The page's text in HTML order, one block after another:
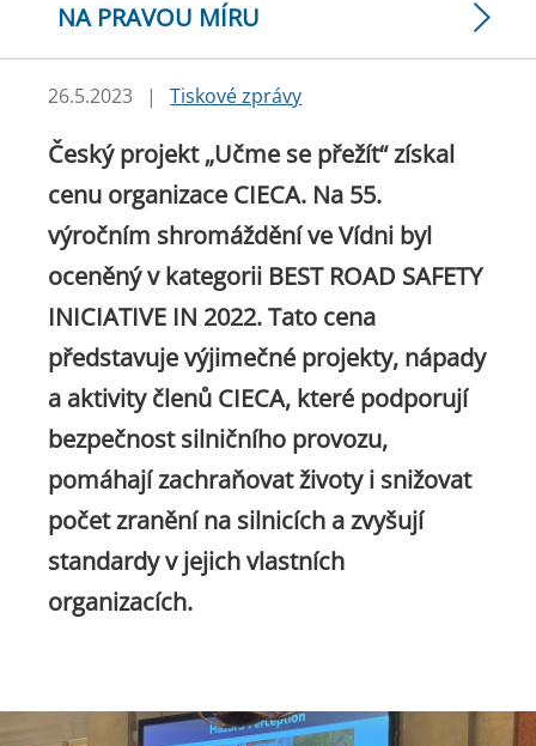
NA PRAVOU MÍRU
26.5.2023 | Tiskové zprávy
Český projekt „Učme se přežít“ získal
cenu organizace CIECA. Na 55.
výročním shromáždění ve Vídni byl
oceněný v kategorii BEST ROAD SAFETY
INICIATIVE IN 2022. Tato cena
představuje výjimečné projekty, nápady
a aktivity členů CIECA, které podporují
bezpečnost silničního provozu,
pomáhají zachraňovat životy i snižovat
počet zranění na silnicích a zvyšují
standardy v jejich vlastních
organizacích.